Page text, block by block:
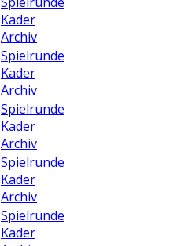
Kader
Archiv
Spielrunde
Kader
Archiv
Spielrunde
Kader
Archiv
Spielrunde
Kader
Archiv
Spielrunde
Kader